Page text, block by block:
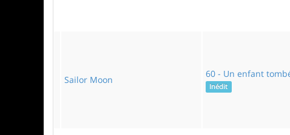
Sailor Moon
60 - Un enfant
Inédit